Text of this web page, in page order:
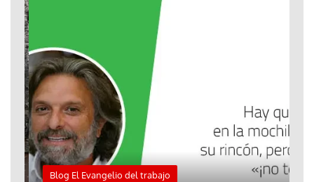
Blog El Evangelio del trabajo